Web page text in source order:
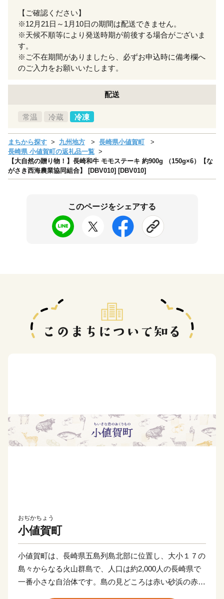
【ご確認ください】
※12月21日～1月10日の期間は配送できません。
※天候不順等により発送時期が前後する場合がございま
す。
※ご不在期間がありましたら、必ずお申込時に備考欄へ
のご入力をお願いいたします。
配送
常温 冷蔵 冷凍
まちから探す 九州地方
長崎県小値賀町
長崎県 小値賀町の返礼品一覧
【大自然の贈り物！】長崎和牛 モモステーキ 約900g （150g×6）【な
がさき西海農業協同組合】 [DBV010] [DBV010]
このページをシェアする
おぢかちょう
小値賀町
小値賀町は、長崎県五島列島北部に位置し、大小１７の
島々からなる火山群島で、人口は約2,000人の長崎県で
一番小さな自治体です。島の見どころは赤い砂浜の赤浜